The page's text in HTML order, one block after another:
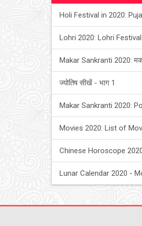
Holi Festival in 2020:
Lohri 2020: Lohri
Makar Sankranti 2020:
ज्योतिष सीखें - भाग 1
Makar Sankranti 2020:
Movies 2020: List of
Chinese Horoscope
Lunar Calendar 2020 -